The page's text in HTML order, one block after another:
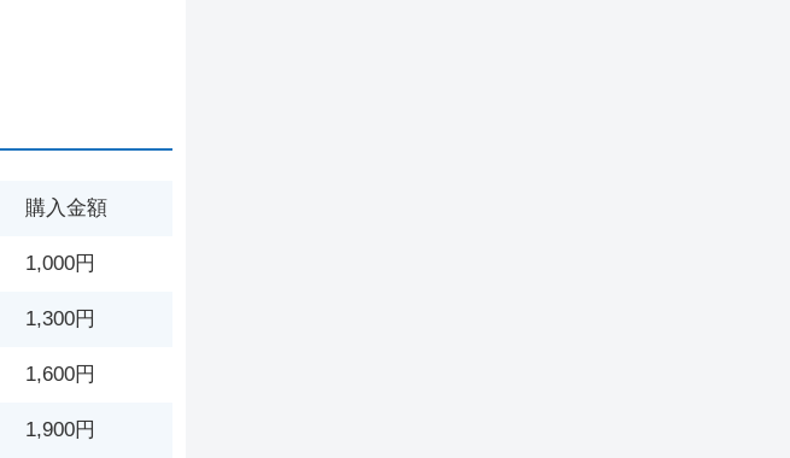
購入金額
1,000円
1,300円
1,600円
1,900円